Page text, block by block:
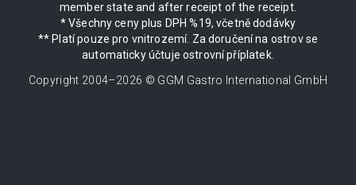
member state and after receipt of the receipt.
* Všechny ceny plus DPH %19, včetně dodávky
** Platí pouze pro vnitrozemí. Za doručení na ostrov se
automaticky účtuje ostrovní příplatek.
Copyright 2004–2026 © GGM Gastro International GmbH